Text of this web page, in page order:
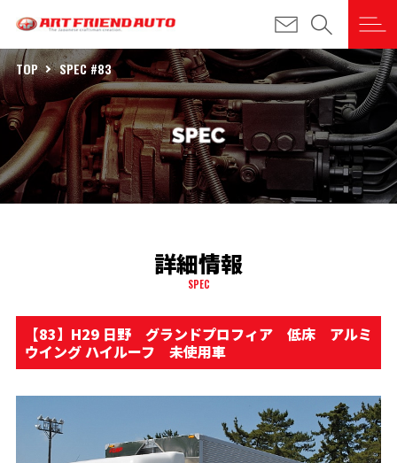
TOP SPEC #83
詳細情報
SPEC
【83】H29 日野 グランドプロフィア 低床 アルミ
ウイング ハイルーフ 未使用車